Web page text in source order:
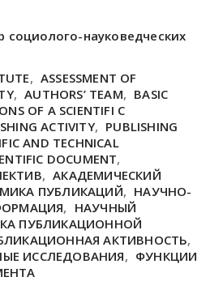
социолого-науковедческих
, ASSESSMENT OF
, AUTHORS’ TEAM, BASIC
OF A SCIENTIFI C
ACTIVITY, PUBLISHING
AND TECHNICAL
DOCUMENT,
, АКАДЕМИЧЕСКИЙ
ПУБЛИКАЦИЙ, НАУЧНО-
, НАУЧНЫЙ
ПУБЛИКАЦИОННОЙ
АКТИВНОСТЬ,
ИССЛЕДОВАНИЯ, ФУНКЦИИ